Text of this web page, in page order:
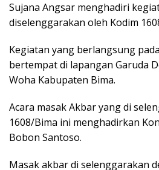
Sujana Angsar menghadiri
diselenggarakan oleh Kodim
Kegiatan yang berlangsung
bertempat di lapangan Garuda
Woha Kabupaten Bima.
Acara masak Akbar yang di
1608/Bima ini menghadirkan
Bobon Santoso.
Masak akbar di selenggarakan